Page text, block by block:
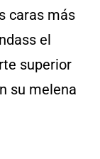
caras más
el
superior
su melena